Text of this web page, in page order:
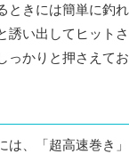
きには簡単に釣
い出してヒット
かりと押さえてお
、「超高速巻き